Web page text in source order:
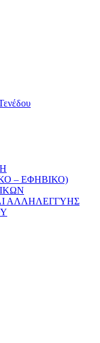
– ΕΦΗΒΙΚΟ)
ΑΛΛΗΛΕΓΓΥΗΣ